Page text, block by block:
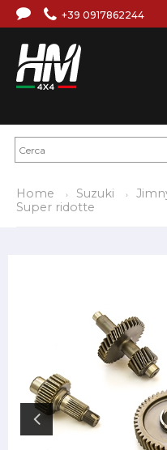
+39 0917862244
Home Suzuki
Super ridotte